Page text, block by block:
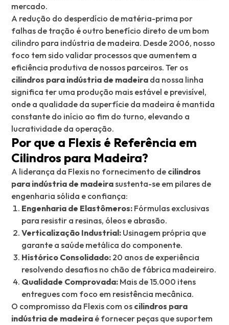
mercado.
A redução do desperdício de matéria-prima por
falhas de tração é outro benefício direto de um bom
cilindro para indústria de madeira. Desde 2006, nosso
foco tem sido validar processos que aumentem a
eficiência produtiva de nossos parceiros. Ter os
cilindros para indústria de madeira da nossa linha
significa ter uma produção mais estável e previsível,
onde a qualidade da superfície da madeira é mantida
constante do início ao fim do turno, elevando a
lucratividade da operação.
Por que a Flexis é Referência em
Cilindros para Madeira?
A liderança da Flexis no fornecimento de cilindros
para indústria de madeirasustenta-se em pilares de
engenharia sólida e confiança:
Engenharia de Elastômeros: Fórmulas exclusivas
para resistir a resinas, óleos e abrasão.
Verticalização Industrial: Usinagem própria que
garante a saúde metálica do componente.
Histórico Consolidado: 20 anos de experiência
resolvendo desafios no chão de fábrica madeireiro.
Qualidade Comprovada: Mais de 15.000 itens
entregues com foco em resistência mecânica.
O compromisso da Flexis com os cilindros para
indústria de madeira é fornecer peças que suportem